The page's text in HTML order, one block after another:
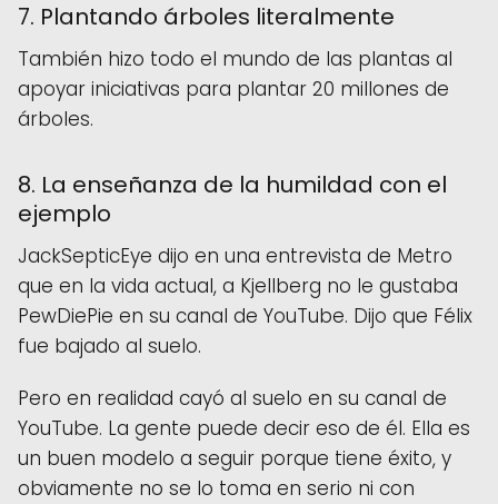
7. Plantando árboles literalmente
También hizo todo el mundo de las plantas al
apoyar iniciativas para plantar 20 millones de
árboles.
8. La enseñanza de la humildad con el
ejemplo
JackSepticEye dijo en una entrevista de Metro
que en la vida actual, a Kjellberg no le gustaba
PewDiePie en su canal de YouTube. Dijo que Félix
fue bajado al suelo.
Pero en realidad cayó al suelo en su canal de
YouTube. La gente puede decir eso de él. Ella es
un buen modelo a seguir porque tiene éxito, y
obviamente no se lo toma en serio ni con